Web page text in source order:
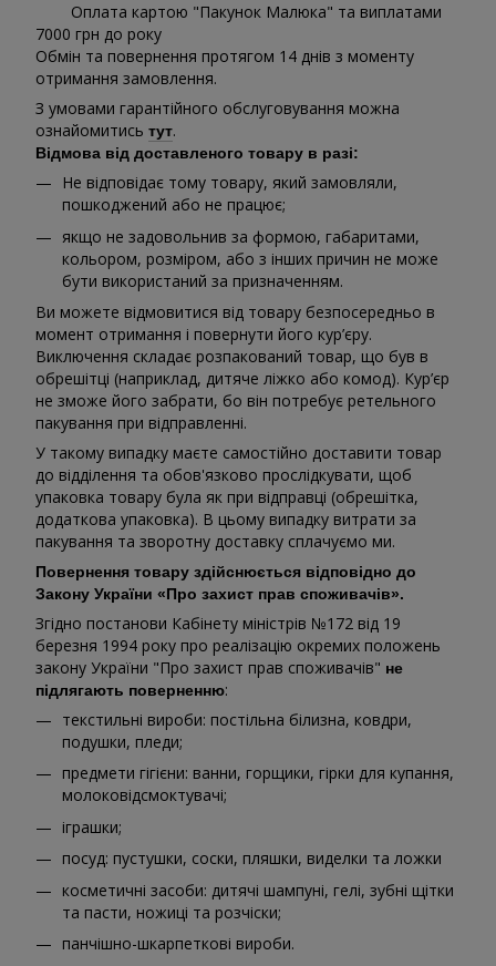
Оплата картою "Пакунок Малюка" та виплатами
7000 грн до року
Обмін та повернення протягом 14 днів з моменту
отримання замовлення.
З умовами гарантійного обслуговування можна
ознайомитись тут.
Відмова від доставленого товару в разі:
Не відповідає тому товару, який замовляли,
пошкоджений або не працює;
якщо не задовольнив за формою, габаритами,
кольором, розміром, або з інших причин не може
бути використаний за призначенням.
Ви можете відмовитися від товару безпосередньо в
момент отримання і повернути його кур’єру.
Виключення складає розпакований товар, що був в
обрешітці (наприклад, дитяче ліжко або комод). Кур’єр
не зможе його забрати, бо він потребує ретельного
пакування при відправленні.
У такому випадку маєте самостійно доставити товар
до відділення та обов'язково прослідкувати, щоб
упаковка товару була як при відправці (обрешітка,
додаткова упаковка). В цьому випадку витрати за
пакування та зворотну доставку сплачуємо ми.
Повернення товару здійснюється відповідно до
Закону України «Про захист прав споживачів».
Згідно постанови Кабінету міністрів №172 від 19
березня 1994 року про реалізацію окремих положень
закону України "Про захист прав споживачів" не
підлягають поверненню:
текстильні вироби: постільна білизна, ковдри,
подушки, пледи;
предмети гігієни: ванни, горщики, гірки для купання,
молоковідсмоктувачі;
іграшки;
посуд: пустушки, соски, пляшки, виделки та ложки
косметичні засоби: дитячі шампуні, гелі, зубні щітки
та пасти, ножиці та розчіски;
панчішно-шкарпеткові вироби.